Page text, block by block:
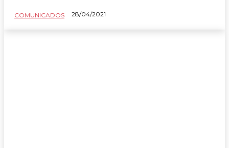
COMUNICADOS 28/04/2021